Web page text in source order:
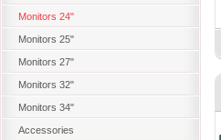
Monitors 24"
Monitors 25"
Monitors 27"
Monitors 32"
Monitors 34"
Accessories